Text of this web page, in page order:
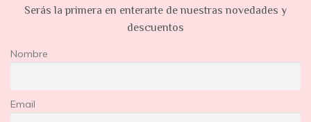
Serás la primera en enterarte de nuestras novedades y
descuentos
Nombre
Email